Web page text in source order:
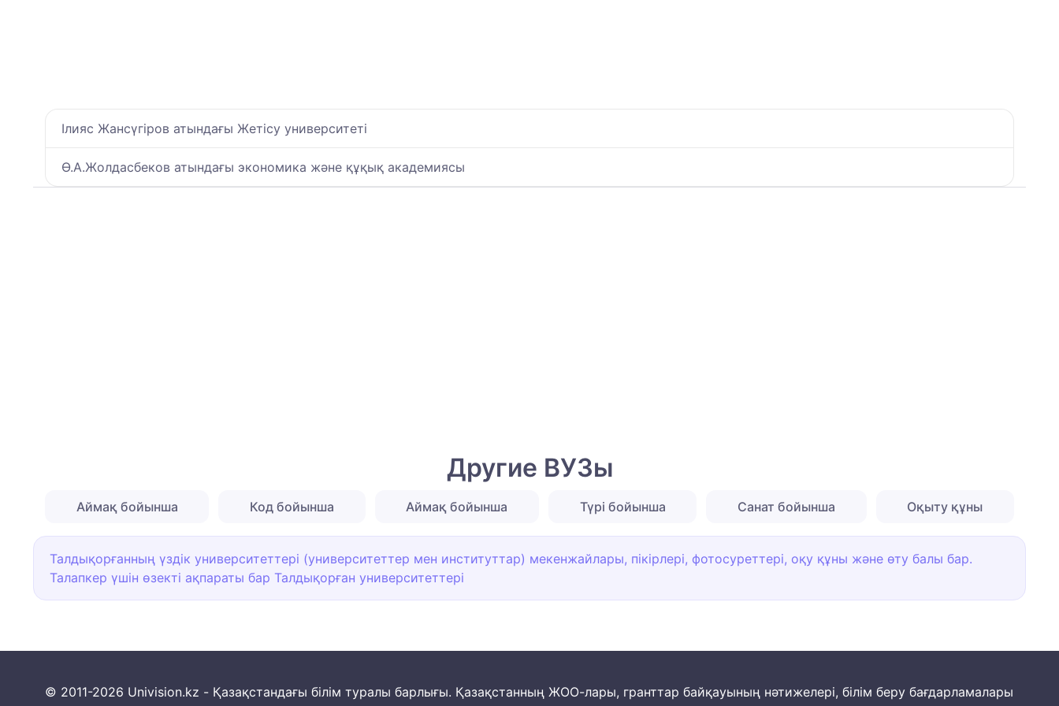
Ілияс Жансүгіров атындағы Жетісу университеті
Ө.А.Жолдасбеков атындағы экономика және құқық академиясы
Другие ВУЗы
Аймақ бойынша Код бойынша Аймақ бойынша Түрі бойынша Санат бойынша Оқыту құны
Талдықорғанның үздік университеттері (университеттер мен институттар) мекенжайлары, пікірлері, фотосуреттері, оқу құны және өту балы бар.
Талапкер үшін өзекті ақпараты бар Талдықорған университеттері
© 2011-2026 Univision.kz - Қазақстандағы білім туралы барлығы. Қазақстанның ЖОО-лары, гранттар байқауының нәтижелері, білім беру бағдарламалары